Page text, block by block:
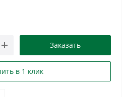
Заказать
в 1 клик